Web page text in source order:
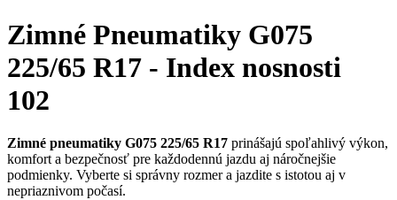
Zimné Pneumatiky G075
225/65 R17 - Index nosnosti
102
Zimné pneumatiky G075 225/65 R17 prinášajú spoľahlivý výkon,
komfort a bezpečnosť pre každodennú jazdu aj náročnejšie
podmienky. Vyberte si správny rozmer a jazdite s istotou aj v
nepriaznivom počasí.